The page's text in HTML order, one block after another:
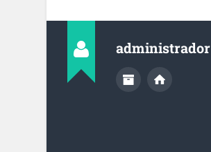
administrador